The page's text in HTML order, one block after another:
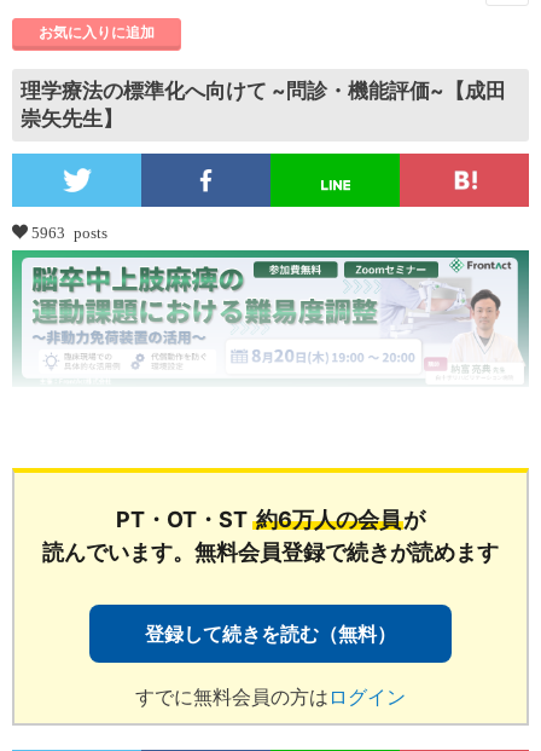
お気に入りに追加
理学療法の標準化へ向けて ~問診・機能評価~【成田
崇矢先生】
5963 posts
PT・OT・ST 約6万人の会員が
読んでいます。無料会員登録で続きが読めます
登録して続きを読む（無料）
すでに無料会員の方は ログイン